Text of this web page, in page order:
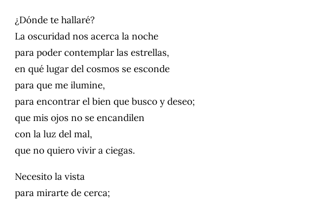
¿Dónde te hallaré?
La oscuridad nos acerca la noche
para poder contemplar las estrellas,
en qué lugar del cosmos se esconde
para que me ilumine,
para encontrar el bien que busco y deseo;
que mis ojos no se encandilen
con la luz del mal,
que no quiero vivir a ciegas.
Necesito la vista
para mirarte de cerca;